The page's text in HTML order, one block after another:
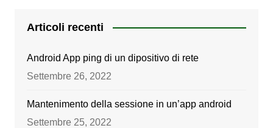
Articoli recenti
Android App ping di un dipositivo di rete
Settembre 26, 2022
Mantenimento della sessione in un’app android
Settembre 25, 2022